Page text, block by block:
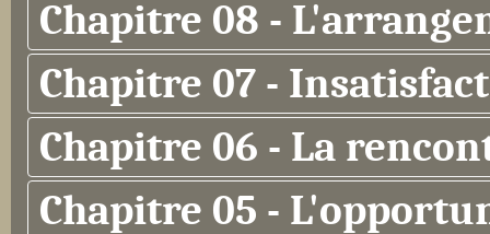
Chapitre 08 -
Chapitre 07 -
Chapitre 06 - La
Chapitre 05 -